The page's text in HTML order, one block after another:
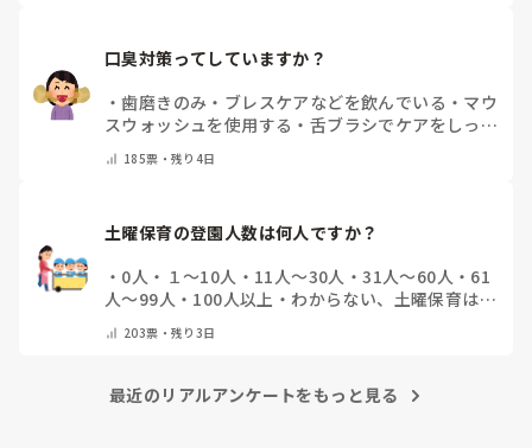
口臭対策ってしていますか？
・歯磨きのみ ・ ブレスケアなどを飲んでいる ・ マウ
スウォッシュを使用する ・ 舌ブラシでケアをしっか
りする
フリスクをかじる
の他(コメントで教えて下さい)
185票・残り4日
土曜保育の登園人数は何人ですか？
・ 0人 ・ １～10人 ・ 11人～30人 ・31人～60人・ 61
人～99人 ・ 100人以上 ・ わからない、土曜保育はな
い
その他(コメントで教えて下さい)
203票・残り3日
最近のリアルアンケートをもっと見る